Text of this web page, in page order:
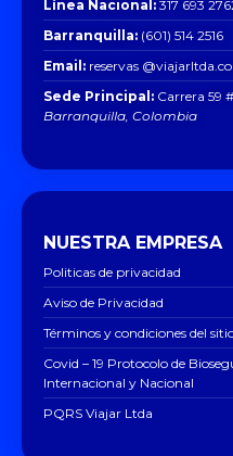
Línea Nacional: 317 693
Barranquilla: (601) 514 2516
Email: reservas
Sede Principal: Carrera 59
Barranquilla, Colombia
NUESTRA EMPRESA
Politicas de privacidad
Aviso de Privacidad
Términos y condiciones del
Covid – 19 Protocolo de
Internacional y Nacional
PQRS Viajar Ltda